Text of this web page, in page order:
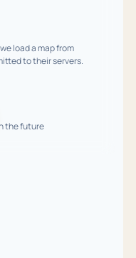
load a map from
to their servers.
the future